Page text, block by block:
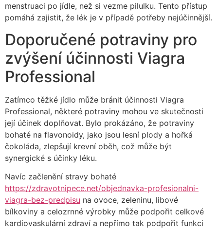
menstruaci po jídle, než si vezme pilulku. Tento přístup
pomáhá zajistit, že lék je v případě potřeby nejúčinnější.
Doporučené potraviny pro
zvýšení účinnosti Viagra
Professional
Zatímco těžké jídlo může bránit účinnosti Viagra
Professional, některé potraviny mohou ve skutečnosti
její účinek doplňovat. Bylo prokázáno, že potraviny
bohaté na flavonoidy, jako jsou lesní plody a hořká
čokoláda, zlepšují krevní oběh, což může být
synergické s účinky léku.
Navíc začlenění stravy bohaté
https://zdravotnipece.net/objednavka-profesionalni-
viagra-bez-predpisu na ovoce, zeleninu, libové
bílkoviny a celozrnné výrobky může podpořit celkové
kardiovaskulární zdraví a nepřímo tak podpořit funkci